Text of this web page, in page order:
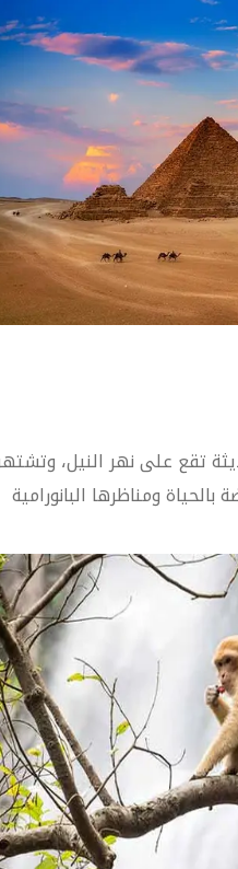
تقع على نهر النيل،
بالحياة ومناظرها البانورامية